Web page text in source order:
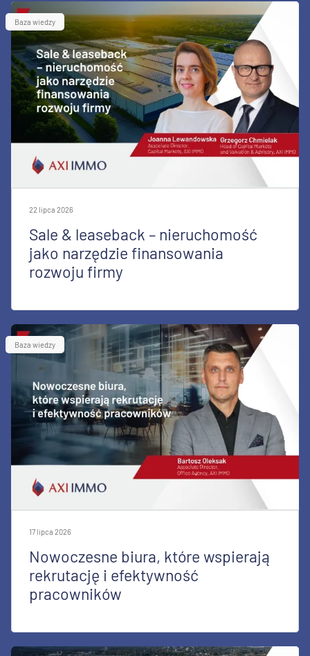
Baza wiedzy
22 lipca 2026
Sale & leaseback – nieruchomość
jako narzędzie finansowania
rozwoju firmy
Baza wiedzy
17 lipca 2026
Nowoczesne biura, które wspierają
rekrutację i efektywność
pracowników